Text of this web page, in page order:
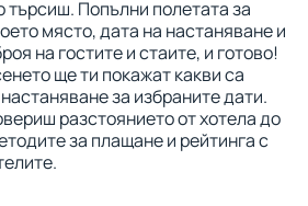
търсиш. Попълни полетата за
място, дата на настаняване и
на гостите и стаите, и готово!
ще ти покажат какви са
за избраните дати.
разстоянието от хотела до
за плащане и рейтинга с